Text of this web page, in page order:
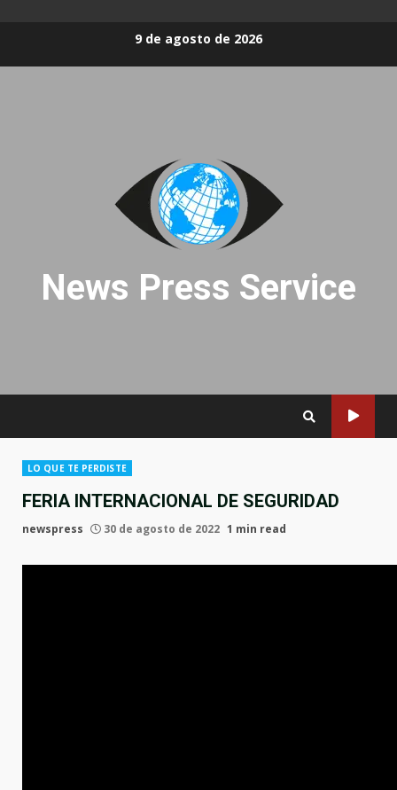
9 de agosto de 2026
News Press Service
LO QUE TE PERDISTE
FERIA INTERNACIONAL DE SEGURIDAD
newspress 30 de agosto de 2022 1 min read